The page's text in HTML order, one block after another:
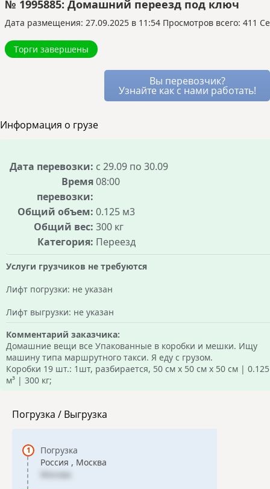
с AI-ассистентом.
машину.
автоматически, и вы оцениваете его работу
только постфактум.
предлагают вам условия через встроенный
мессенджер. Вы видите все варианты и
можете выбирать лучший, устраивая
Благодаря этому стоимость услуг остаётся
как все условия сделки известны заранее.
Перевозка попутной машиной или догрузом
означает, что основная перевозка уже
оставшиеся свободные места в том же
Это позволяет перевозчику снизить для вас
цену, так как его расходы уже частично
покрыты. Вы получаете надёжный транспорт и
№ 1995885: Домашний переезд под ключ
Дата размещения: 27.09.2025 в 11:54 Просмотров всего: 411
Торги завершены
Вы перевозчик?
Узнайте как с нами работать!
Информация о грузе
Дата перевозки: с 29.09 по 30.09
Время
перевозки:
08:00
Общий объем: 0.125 м3
Общий вес: 300 кг
Категория: Переезд
Услуги грузчиков не требуются
Лифт погрузки: не указан
Лифт выгрузки: не указан
Комментарий заказчика:
Домашние вещи все Упакованные в коробки и мешки. Ищу
машину типа маршрутного такси. Я еду с грузом.
Коробки 19 шт.: 1шт, разбирается, 50 см х 50 см х 50 см | 0.125
м³ | 300 кг;
Погрузка / Выгрузка
Погрузка
Россия , Москва
Москва